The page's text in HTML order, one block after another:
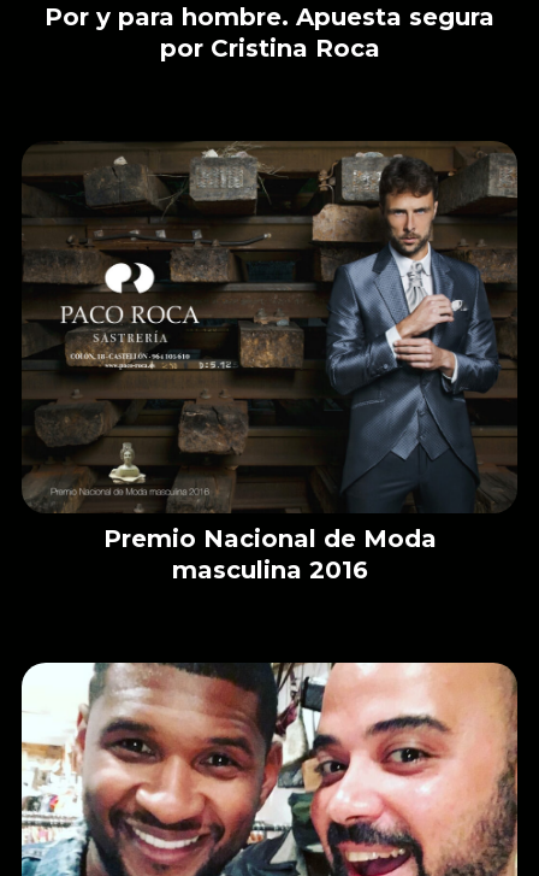
Por y para hombre. Apuesta segura
por Cristina Roca
Premio Nacional de Moda
masculina 2016